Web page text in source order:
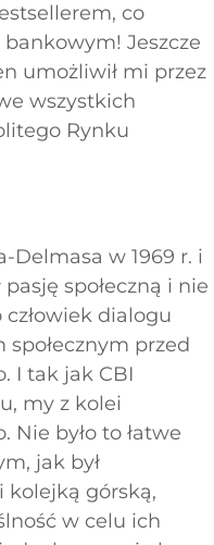
co
Jeszcze
umożliwił mi przez
wszystkich
Rynku
Delmasa w 1969 r. i
społeczną i nie
dialogu
przed
I tak jak CBI
my z kolei
Nie było to łatwe
jak był
kolejką górską,
w celu ich